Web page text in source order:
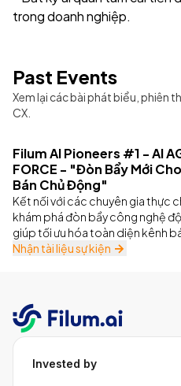
trong doanh nghiệp.
Past Events
Xem lại các bài phát biểu, phiên
CX.
Filum AI Pioneers #1 - AI
FORCE - "Đòn Bẩy Mới
Bán Chủ Động"
Kết nối với các chuyên gia thực
khám phá đòn bẩy công nghệ
giúp tối ưu hóa toàn diện kênh
động.
Nhận tài liệu sự kiện
Invested by